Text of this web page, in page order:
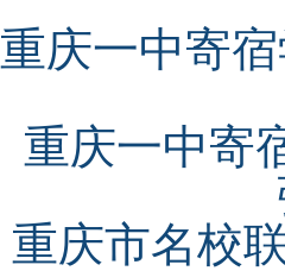
重庆一中寄
重庆一中寄
重庆市名